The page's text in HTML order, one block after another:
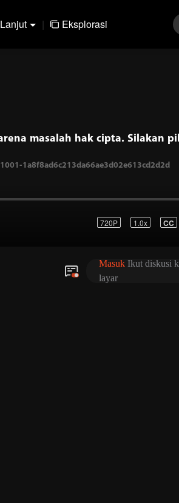
Lanjut | Eksplorasi
720P 1.0x CC
Masuk Ikut diskusi
layar